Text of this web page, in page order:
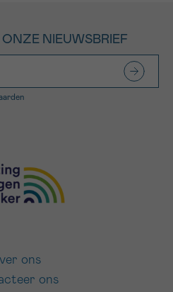
NIEUWSBRIEF
ons
ons